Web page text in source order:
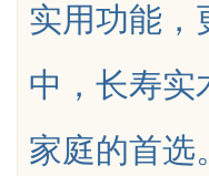
uz
实用功能，
中，长寿实
家庭的首选